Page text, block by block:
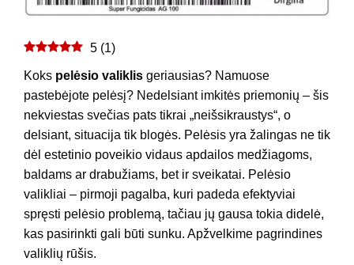
5 (1)
Koks pelėsio valiklis geriausias? Namuose
pastebėjote pelėsį? Nedelsiant imkitės priemonių – šis
nekviestas svečias pats tikrai „neišsikraustys“, o
delsiant, situacija tik blogės. Pelėsis yra žalingas ne tik
dėl estetinio poveikio vidaus apdailos medžiagoms,
baldams ar drabužiams, bet ir sveikatai. Pelėsio
valikliai – pirmoji pagalba, kuri padeda efektyviai
spręsti pelėsio problemą, tačiau jų gausa tokia didelė,
kas pasirinkti gali būti sunku. Apžvelkime pagrindines
valiklių rūšis.